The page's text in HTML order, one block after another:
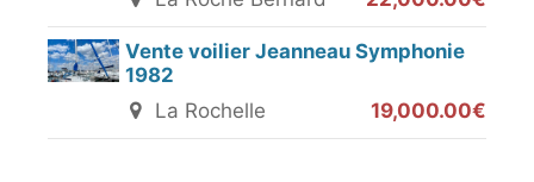
Vente voilier Jeanneau Symphonie
1982
La Rochelle
19,000.00€